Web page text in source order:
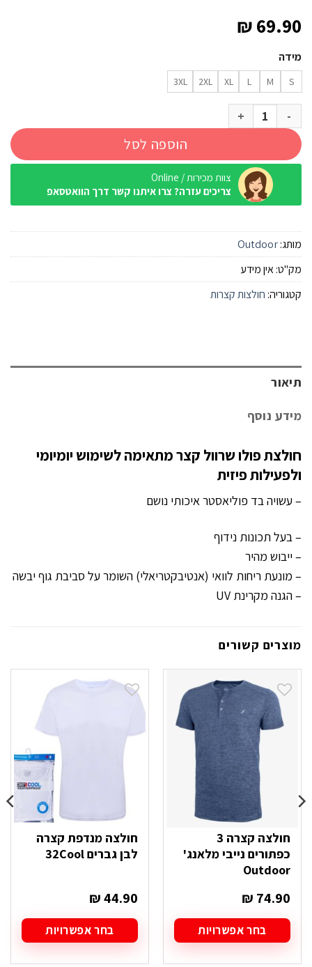
₪69.90
מידה
S
M
L
XL
2XL
3XL
כמות של חולצה מנדפת Outdoor Polo Cooldry לבן
הוספה לסל
צוות מכירות / Online
צריכים עזרה? צרו איתנו קשר דרך הוואטסאפ
מותג:Outdoor
מק"ט:אין מידע
קטגוריה: חולצות קצרות
תיאור
מידע נוסף
חולצת פולו שרוול קצר מתאימה לשימוש יומיומי
ולפעילות פיזית
– עשויה בד פוליאסטר איכותי נושם
– בעל תכונות נידוף
– ייבוש מהיר
– מונעת ריחות לוואי (אנטיבקטריאלי) השומר על סביבת גוף יבשה
– הגנה מקרינת UV
מוצרים קשורים
חולצה קצרה 3
כפתורים נייבי מלאנג'
Outdoor
₪ 74.90
בחר אפשרויות
למוצר
זה
חולצה מנדפת קצרה
לבן גברים 32Cool
₪44.90
בחר אפשרויות
למוצר
זה